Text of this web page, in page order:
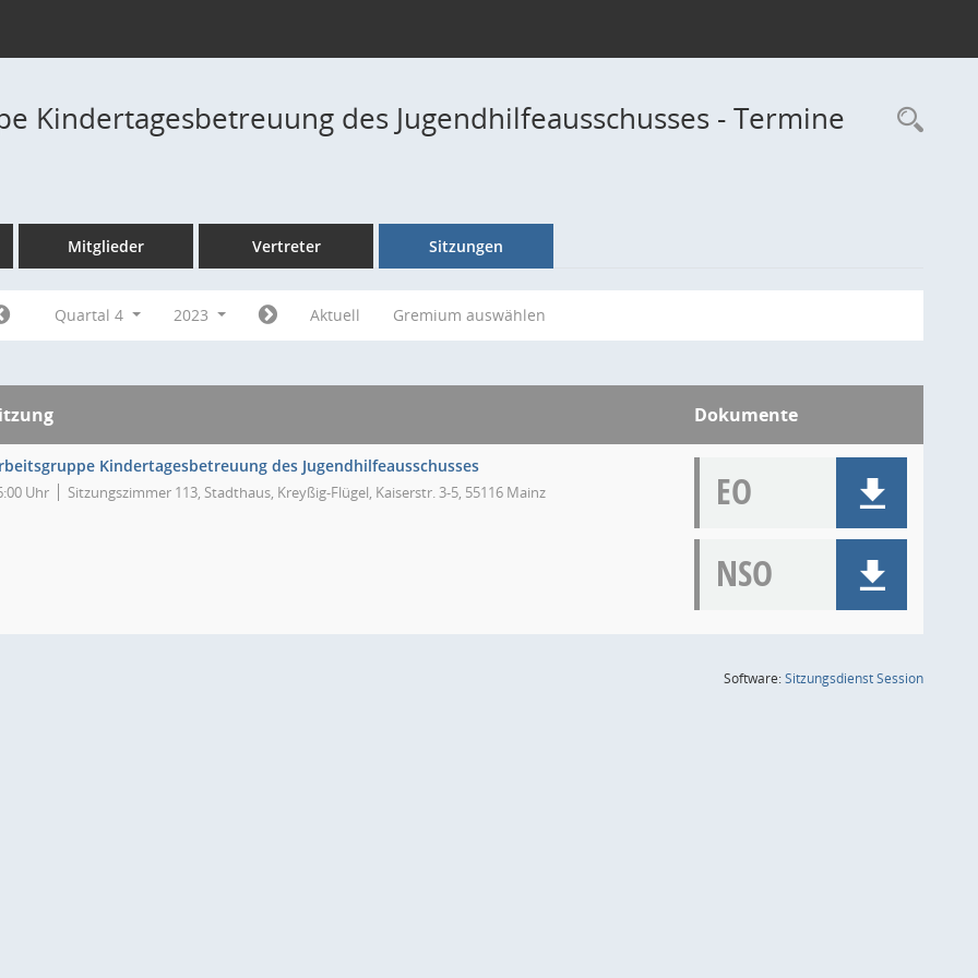
Kindertagesbetreuung des Jugendhilfeausschusses - Termine
Mitglieder Vertreter Sitzungen
Quartal 4 2023 Aktuell Gremium auswählen
Dokumente
Kindertagesbetreuung des Jugendhilfeausschusses
Uhr Sitzungszimmer 113, Stadthaus, Kreyßig-Flügel, Kaiserstr. 3-5, 55116 Mainz
EO
NSO
Software:SitzungsdienstSession(Wird in